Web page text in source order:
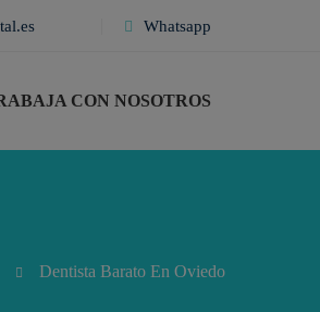
Whatsapp
CON NOSOTROS
Dentista Barato En Oviedo